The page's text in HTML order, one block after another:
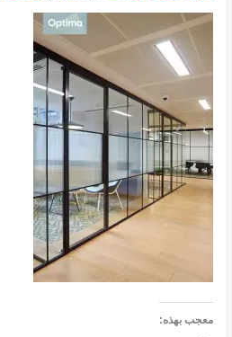
معجب بهذه: